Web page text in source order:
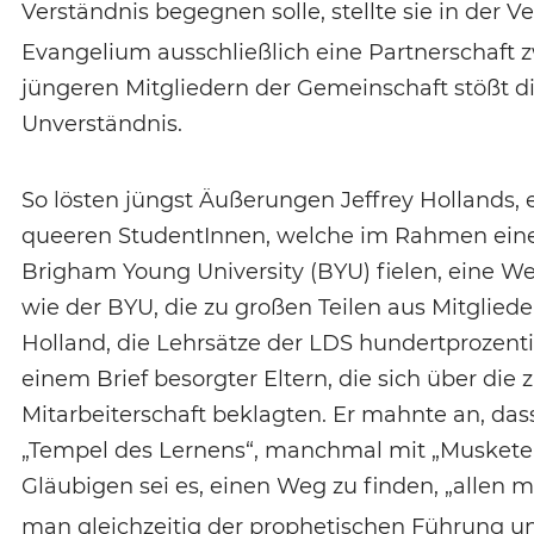
Verständnis begegnen solle, stellte sie in der
Evangelium ausschließlich eine Partnerschaft
jüngeren Mitgliedern der Gemeinschaft stößt
Unverständnis.
So lösten jüngst Äußerungen Jeffrey
queeren StudentInnen, welche im Rahmen
Brigham Young University (BYU) fielen, eine
wie der BYU, die zu großen Teilen aus
Holland, die Lehrsätze der LDS
einem Brief besorgter Eltern, die sich über die
Mitarbeiterschaft beklagten. Er mahnte an,
„Tempel des Lernens“, manchmal mit
Gläubigen sei es, einen Weg zu finden, „allen
man gleichzeitig der prophetischen Führung